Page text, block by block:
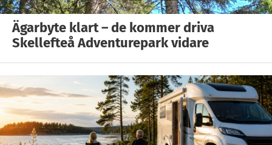
Ägarbyte klart – de kommer driva
Skellefteå Adventurepark vidare